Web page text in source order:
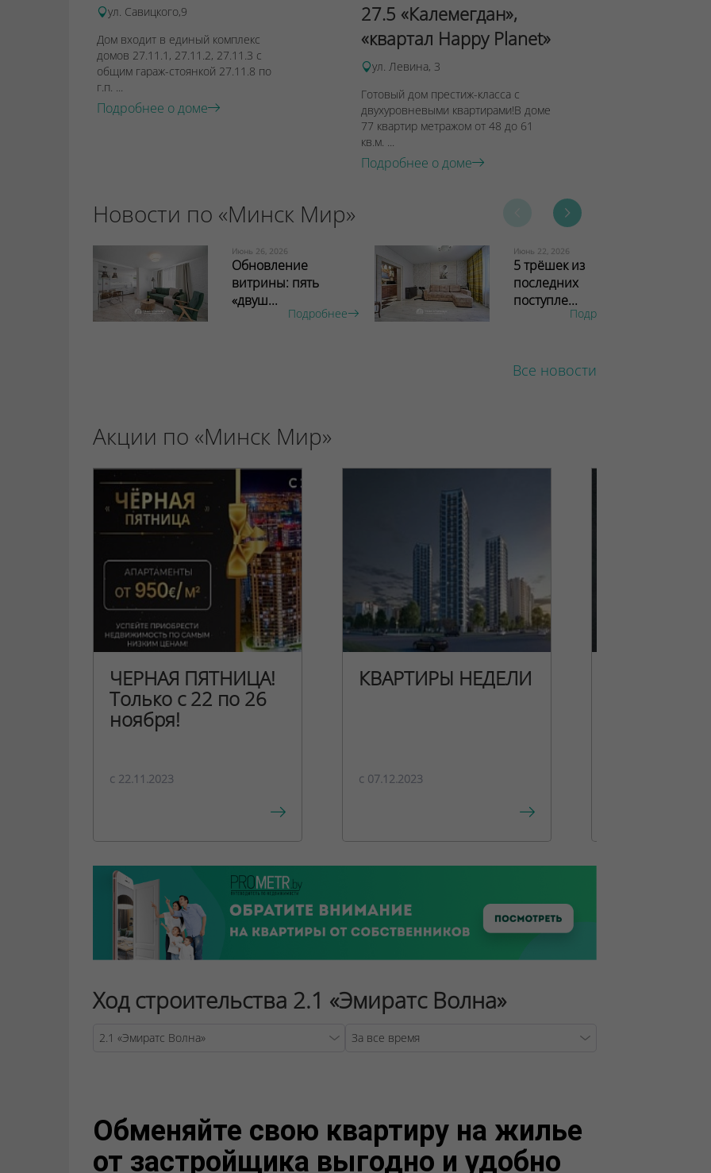
ул. Савицкого,9
Дом входит в единый комплекс
домов 27.11.1, 27.11.2, 27.11.3 с
общим гараж-стоянкой 27.11.8 по
г.п. ...
Подробнее о доме
27.5 «Калемегдан»,
«квартал Happy Planet»
ул. Левина, 3
Готовый дом престиж-класса с
двухуровневыми квартирами!В доме
77 квартир метражом от 48 до 61
кв.м. ...
Подробнее о доме
Новости по «Минск Мир»
Июнь 26, 2026
Обновление
витрины: пять
«двуш...
Подробнее
Июнь 22, 2026
5 трёшек из
последних
поступле...
Подробнее
Все новости
Акции по «Минск Мир»
ЧЕРНАЯ ПЯТНИЦА!
Только с 22 по 26
ноября!
c 22.11.2023
КВАРТИРЫ НЕДЕЛИ
c 07.12.2023
Ход строительства 2.1 «Эмиратс Волна»
Обменяйте свою квартиру на жилье
от застройщика выгодно и удобно